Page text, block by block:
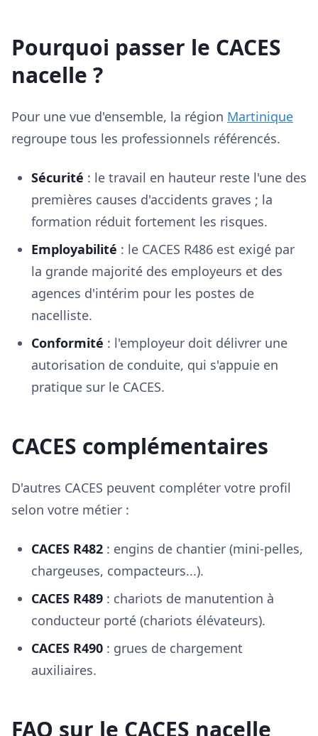
Pourquoi passer le CACES
nacelle ?
Pour une vue d'ensemble, la région Martinique
regroupe tous les professionnels référencés.
Sécurité : le travail en hauteur reste l'une des
premières causes d'accidents graves ; la
formation réduit fortement les risques.
Employabilité : le CACES R486 est exigé par
la grande majorité des employeurs et des
agences d'intérim pour les postes de
nacelliste.
Conformité : l'employeur doit délivrer une
autorisation de conduite, qui s'appuie en
pratique sur le CACES.
CACES complémentaires
D'autres CACES peuvent compléter votre profil
selon votre métier :
CACES R482 : engins de chantier (mini-pelles,
chargeuses, compacteurs...).
CACES R489 : chariots de manutention à
conducteur porté (chariots élévateurs).
CACES R490 : grues de chargement
auxiliaires.
FAQ sur le CACES nacelle